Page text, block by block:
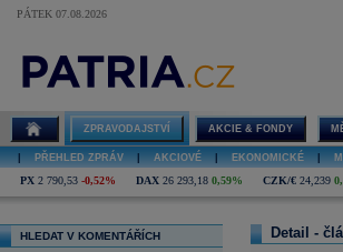
PÁTEK 07.08.2026
ZPRAVODAJSTVÍ AKCIE & FONDY
PŘEHLED ZPRÁV AKCIOVÉ EKONOMICKÉ
PX 2 790,53 -0,52% DAX 26 293,18 0,59% CZK/€ 24,239
HLEDAT V KOMENTÁŘÍCH Detail -